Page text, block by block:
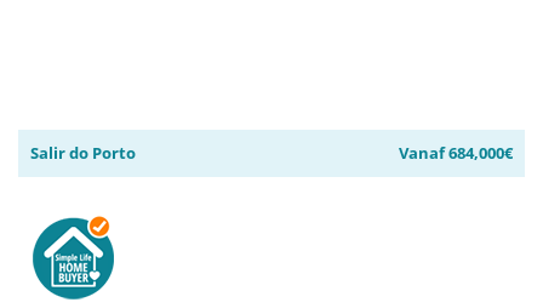
Salir do Porto Vanaf 684,000€